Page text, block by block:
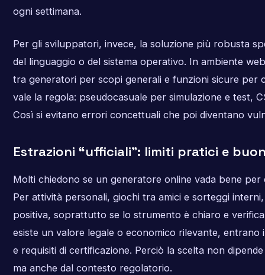
ogni settimana.
Per gli sviluppatori, invece, la soluzione più robusta
del linguaggio o del sistema operativo. In ambiente
tra generatori per scopi generali e funzioni sicure per
vale la regola: pseudocasuale per simulazione e test,
Così si evitano errori concettuali che poi diventano
Estrazioni “ufficiali”: limiti pratici e
Molti chiedono se un generatore online vada bene per
Per attività personali, giochi tra amici e sorteggi
positiva, soprattutto se lo strumento è chiaro e
esiste un valore legale o economico rilevante, entrano
e requisiti di certificazione. Perciò la scelta non
ma anche dal contesto regolatorio.